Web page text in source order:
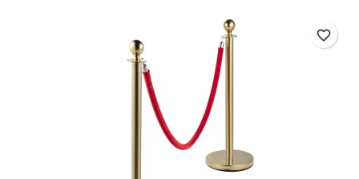
favorite_border